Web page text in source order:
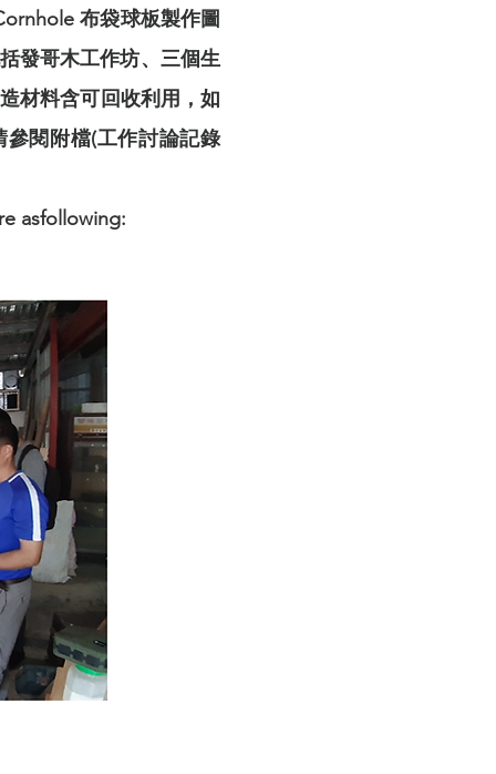
布袋球板製作圖
發哥木工作坊、三個生
材料含可回收利用，如
閱附檔(工作討論記錄
asfollowing: